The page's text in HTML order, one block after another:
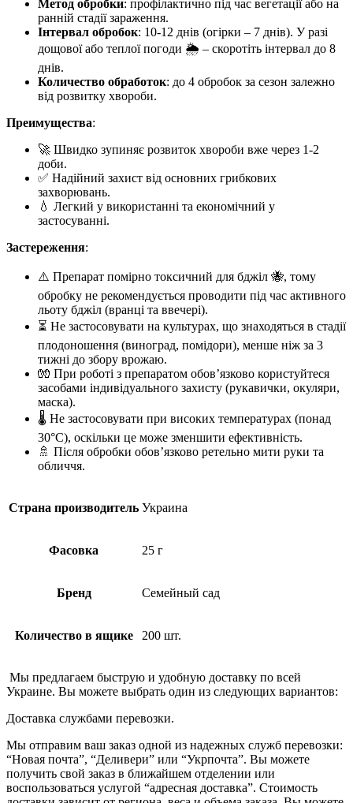
Метод обробки: профілактично під час вегетації або на
ранній стадії зараження.
Інтервал обробок: 10-12 днів (огірки – 7 днів). У разі
дощової або теплої погоди 🌦️ – скоротіть інтервал до 8
днів.
Количество обработок: до 4 обробок за сезон залежно
від розвитку хвороби.
Преимущества:
🚀 Швидко зупиняє розвиток хвороби вже через 1-2
доби.
✅ Надійний захист від основних грибкових
захворювань.
💧 Легкий у використанні та економічний у
застосуванні.
Застереження:
⚠️ Препарат помірно токсичний для бджіл 🐝, тому
обробку не рекомендується проводити під час активного
льоту бджіл (вранці та ввечері).
⏳ Не застосовувати на культурах, що знаходяться в стадії
плодоношення (виноград, помідори), менше ніж за 3
тижні до збору врожаю.
🧤 При роботі з препаратом обов’язково користуйтеся
засобами індивідуального захисту (рукавички, окуляри,
маска).
🌡️ Не застосовувати при високих температурах (понад
30°C), оскільки це може зменшити ефективність.
🚿 Після обробки обов’язково ретельно мити руки та
обличчя.
Страна производитель Украина
Фасовка 25 г
Бренд Семейный сад
Количество в ящике 200 шт.
Мы предлагаем быструю и удобную доставку по всей
Украине. Вы можете выбрать один из следующих вариантов:
Доставка службами перевозки.
Мы отправим ваш заказ одной из надежных служб перевозки:
“Новая почта”, “Деливери” или “Укрпочта”. Вы можете
получить свой заказ в ближайшем отделении или
воспользоваться услугой “адресная доставка”. Стоимость